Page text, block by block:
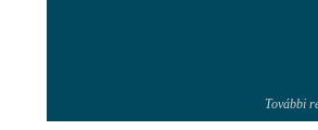
További